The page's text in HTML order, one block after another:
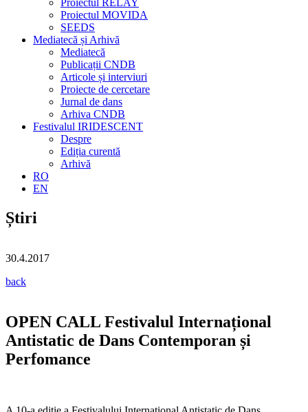
Proiectul RELAY
Proiectul MOVIDA
SEEDS
Mediatecă și Arhivă
Mediatecă
Publicații CNDB
Articole și interviuri
Proiecte de cercetare
Jurnal de dans
Arhiva CNDB
Festivalul IRIDESCENT
Despre
Ediția curentă
Arhivă
RO
EN
Știri
30.4.2017
back
OPEN CALL Festivalul Internațional
Antistatic de Dans Contemporan și
Perfomance